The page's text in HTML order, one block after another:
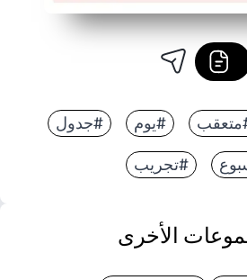
#يوم #جدول
#تجريب
الأخرى